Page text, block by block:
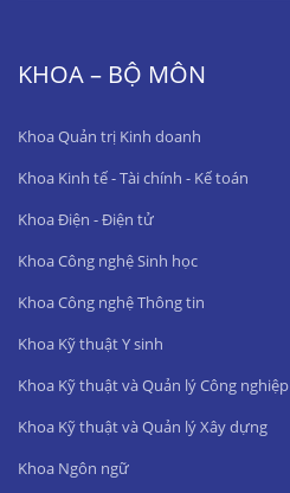
KHOA – BỘ MÔN
Khoa Quản trị Kinh doanh
Khoa Kinh tế - Tài chính - Kế toán
Khoa Điện - Điện tử
Khoa Công nghệ Sinh học
Khoa Công nghệ Thông tin
Khoa Kỹ thuật Y sinh
Khoa Kỹ thuật và Quản lý Công nghiệp
Khoa Kỹ thuật và Quản lý Xây dựng
Khoa Ngôn ngữ